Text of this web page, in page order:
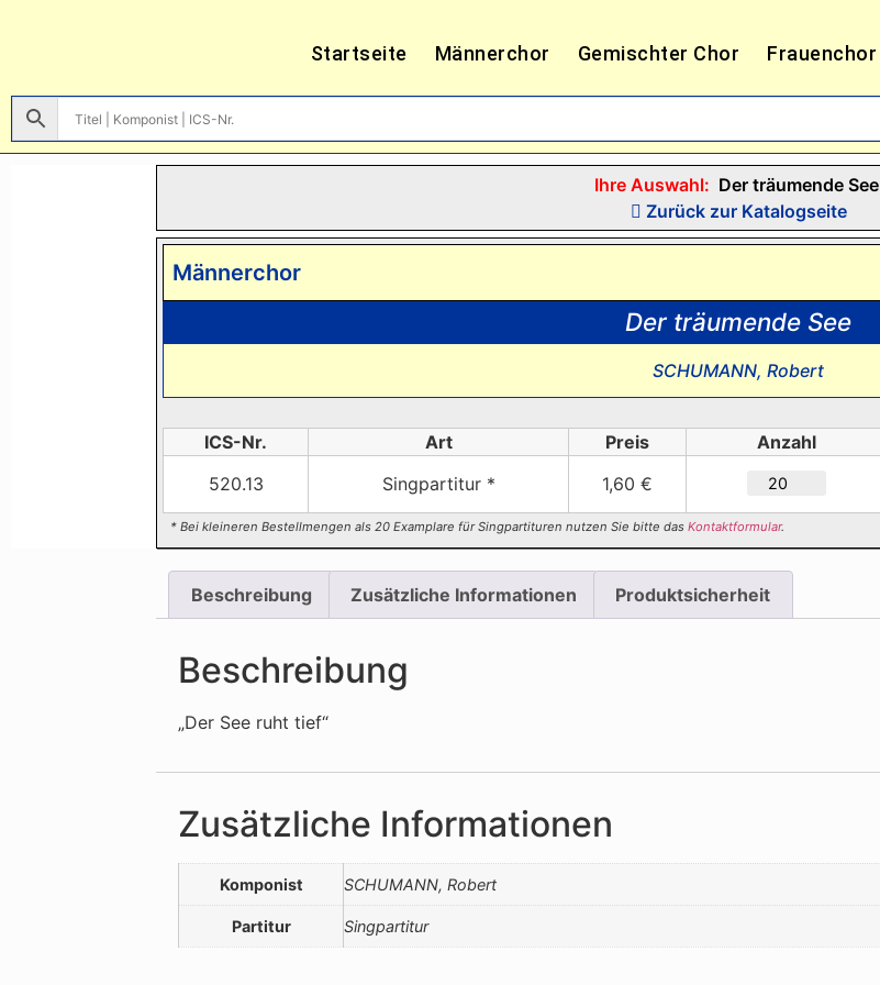
Startseite Männerchor Gemischter Chor Frauenchor
Ihre Auswahl: Der träumende See
Zurück zur Katalogseite
Männerchor
Der träumende See
SCHUMANN, Robert
ICS-Nr. Art Preis
Anzahl
520.13
Singpartitur * 1,60 €
* Bei kleineren Bestellmengen als 20 Examplare für Singpartituren nutzen Sie bitte das Kontaktformular.
Beschreibung Zusätzliche Informationen Produktsicherheit
Beschreibung
„Der See ruht tief“
Zusätzliche Informationen
Komponist SCHUMANN, Robert
Partitur Singpartitur